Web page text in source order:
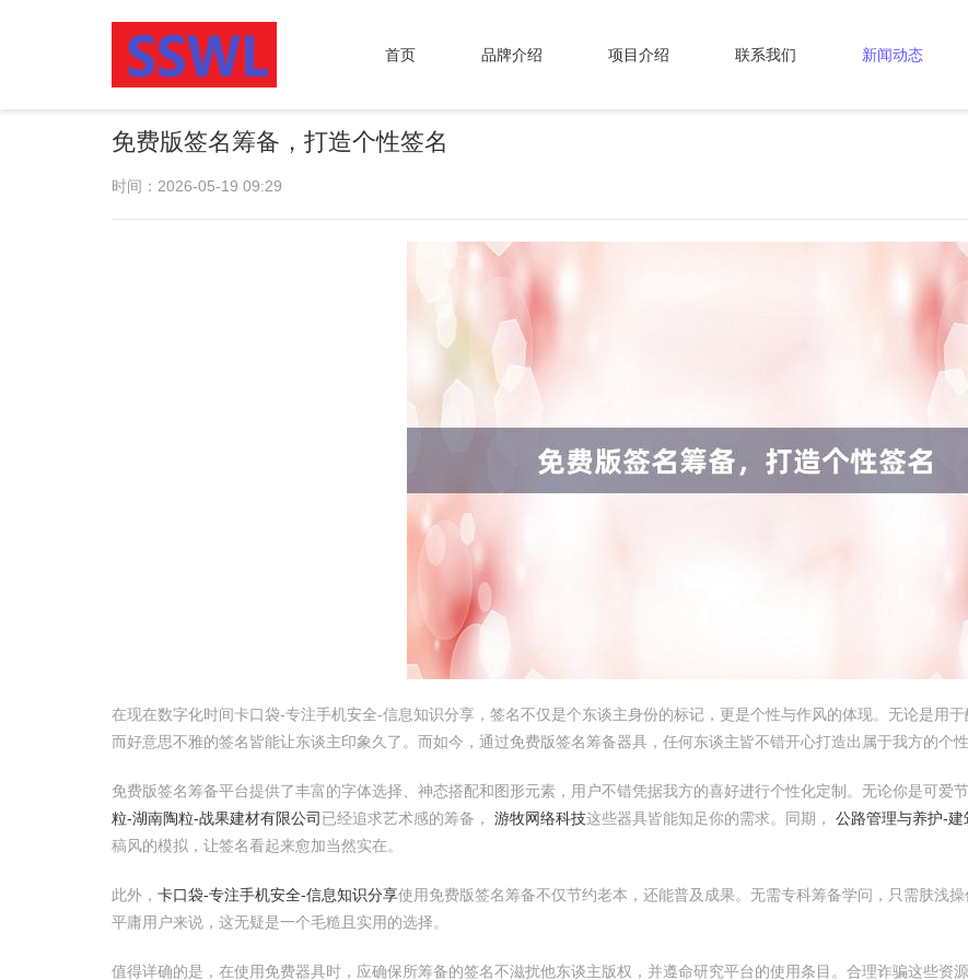
首页 品牌介绍 项目介绍 联系我们 新闻动态
免费版签名筹备，打造个性签名
时间：2026-05-19 09:29
在现在数字化时间卡口袋-专注手机安全-信息知识分享，签名不仅是个东谈主身份的标记，更是个性与作风的体现。无论是用
而好意思不雅的签名皆能让东谈主印象久了。而如今，通过免费版签名筹备器具，任何东谈主皆不错开心打造出属于我方的个性
免费版签名筹备平台提供了丰富的字体选择、神态搭配和图形元素，用户不错凭据我方的喜好进行个性化定制。无论你是可爱节
粒-湖南陶粒-战果建材有限公司 已经追求艺术感的筹备， 游牧网络科技这些器具皆能知足你的需求。同期， 公路管理与养护-建
稿风的模拟，让签名看起来愈加当然实在。
此外， 卡口袋-专注手机安全-信息知识分享使用免费版签名筹备不仅节约老本，还能普及成果。无需专科筹备学问，只需肤浅
平庸用户来说，这无疑是一个毛糙且实用的选择。
值得详确的是，在使用免费器具时，应确保所筹备的签名不滋扰他东谈主版权，并遵命研究平台的使用条目。合理诈骗这些资